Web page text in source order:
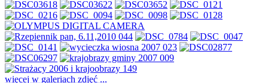
więcej w galeriach zdjęć ...